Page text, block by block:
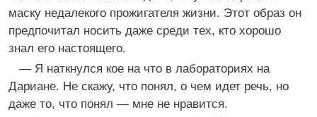
маску недалекого прожигателя жизни. Этот образ он
предпочитал носить даже среди тех, кто хорошо
знал его настоящего.
— Я наткнулся кое на что в лабораториях на
Дариане. Не скажу, что понял, о чем идет речь, но
даже то, что понял — мне не нравится.